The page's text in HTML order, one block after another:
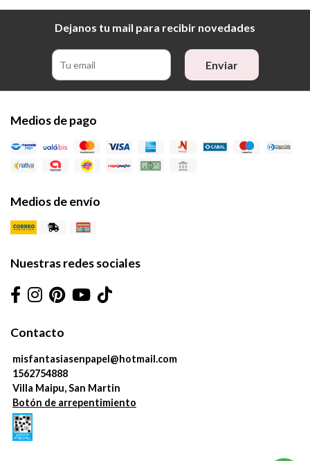
Dejanos tu mail para recibir novedades
Enviar
Medios de pago
Medios de envío
Nuestras redes sociales
Contacto
misfantasiasenpapel@hotmail.com
1562754888
Villa Maipu, San Martin
Botón de arrepentimiento